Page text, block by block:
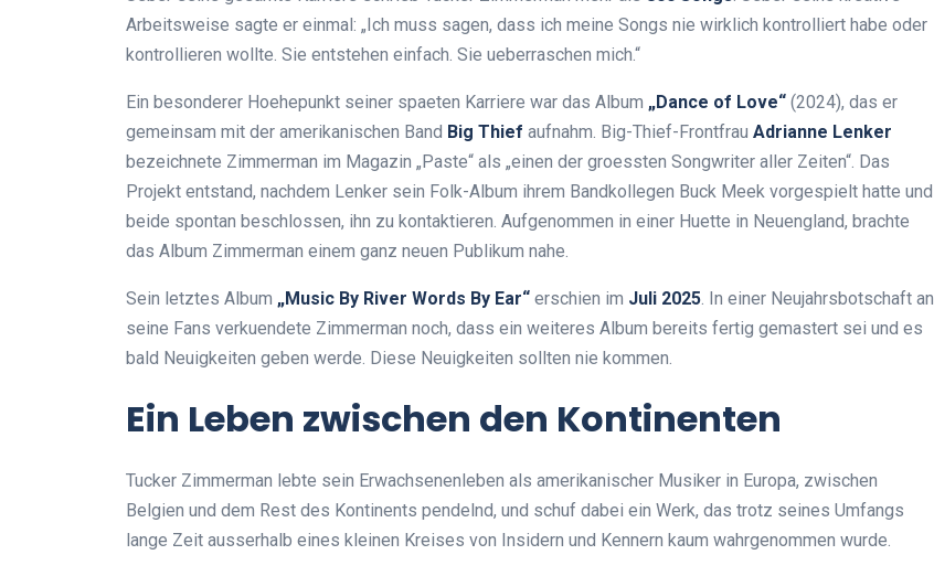
Arbeitsweise sagte er einmal: „Ich muss sagen, dass ich meine Songs nie wirklich kontrolliert habe oder
kontrollieren wollte. Sie entstehen einfach. Sie ueberraschen mich.“
Ein besonderer Hoehepunkt seiner spaeten Karriere war das Album „Dance of Love“ (2024), das er
gemeinsam mit der amerikanischen Band Big Thief aufnahm. Big-Thief-Frontfrau Adrianne Lenker
bezeichnete Zimmerman im Magazin „Paste“ als „einen der groessten Songwriter aller Zeiten“. Das
Projekt entstand, nachdem Lenker sein Folk-Album ihrem Bandkollegen Buck Meek vorgespielt hatte und
beide spontan beschlossen, ihn zu kontaktieren. Aufgenommen in einer Huette in Neuengland, brachte
das Album Zimmerman einem ganz neuen Publikum nahe.
Sein letztes Album „Music By River Words By Ear“ erschien im Juli 2025. In einer Neujahrsbotschaft an
seine Fans verkuendete Zimmerman noch, dass ein weiteres Album bereits fertig gemastert sei und es
bald Neuigkeiten geben werde. Diese Neuigkeiten sollten nie kommen.
Ein Leben zwischen den Kontinenten
Tucker Zimmerman lebte sein Erwachsenenleben als amerikanischer Musiker in Europa, zwischen
Belgien und dem Rest des Kontinents pendelnd, und schuf dabei ein Werk, das trotz seines Umfangs
lange Zeit ausserhalb eines kleinen Kreises von Insidern und Kennern kaum wahrgenommen wurde.